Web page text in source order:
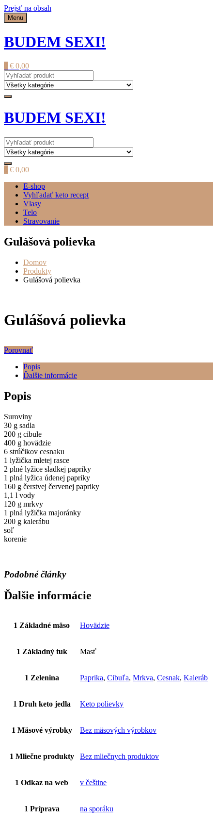
Prejsť na obsah
Menu
BUDEM SEXI!
€ 0,00
BUDEM SEXI!
€ 0,00
E-shop
Vyhľadať keto recept
Vlasy
Telo
Stravovanie
Gulášová polievka
Domov
Produkty
Gulášová polievka
Gulášová polievka
Porovnať
Popis
Ďalšie informácie
Popis
Suroviny
30 g sadla
200 g cibule
400 g hovädzie
6 strúčikov cesnaku
1 lyžička mletej rasce
2 plné lyžice sladkej papriky
1 plná lyžica údenej papriky
160 g čerstvej červenej papriky
1,1 l vody
120 g mrkvy
1 plná lyžička majoránky
200 g kalerábu
soľ
korenie
Podobné články
Ďalšie informácie
1 Základné mäso Hovädzie
1 Základný tuk Masť
1 Zelenina Paprika, Cibuľa, Mrkva, Cesnak, Kaleráb
1 Druh keto jedla Keto polievky
1 Mäsové výrobky Bez mäsových výrobkov
1 Mliečne produkty Bez mliečnych produktov
1 Odkaz na web v češtine
1 Príprava na sporáku